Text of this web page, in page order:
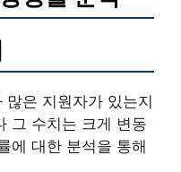
많은 지원자가 있는지
그 수치는 크게 변동
에 대한 분석을 통해